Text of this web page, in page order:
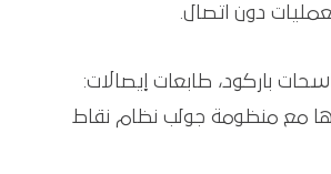
دون اتصال.
باركود، طابعات إيصالات:
مع منظومة جولب نظام نقاط